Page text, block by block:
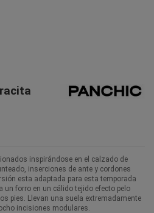
inspirándose en el calzado de
inserciones de ante y cordones
esta adaptada para esta temporada
un forro en un cálido tejido efecto pelo
pies. Llevan una suela extremadamente
incisiones modulares.